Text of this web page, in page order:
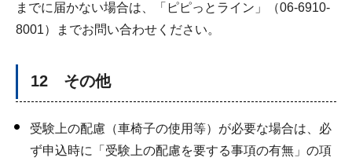
までに届かない場合は、「ピピっとライン」（06-6910-
8001）までお問い合わせください。
12 その他
受験上の配慮（車椅子の使用等）が必要な場合は、必
ず申込時に「受験上の配慮を要する事項の有無」の項